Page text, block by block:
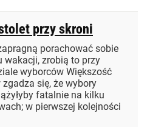
przy skroni
porachować sobie
wakacji, zrobią to przy
wyborców Większość
się, że wybory
fatalnie na kilku
w pierwszej kolejności